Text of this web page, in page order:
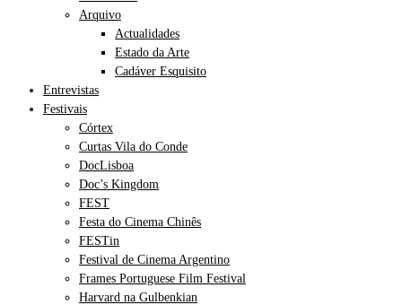
Arquivo
Actualidades
Estado da Arte
Cadáver Esquisito
Entrevistas
Festivais
Córtex
Curtas Vila do Conde
DocLisboa
Doc’s Kingdom
FEST
Festa do Cinema Chinês
FESTin
Festival de Cinema Argentino
Frames Portuguese Film Festival
Harvard na Gulbenkian